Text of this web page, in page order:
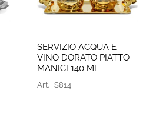
SERVIZIO ACQUA E
VINO DORATO PIATTO
MANICI 140 ML
Art. S814